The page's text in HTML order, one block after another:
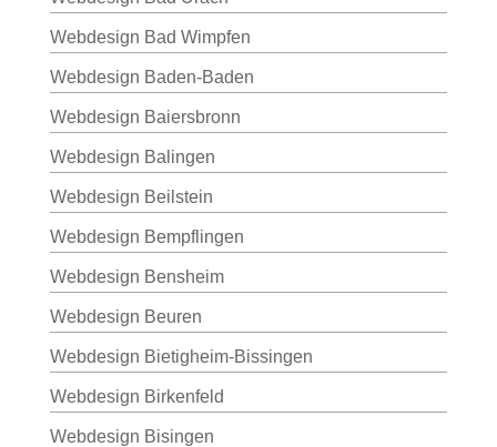
Webdesign Bad Wimpfen
Webdesign Baden-Baden
Webdesign Baiersbronn
Webdesign Balingen
Webdesign Beilstein
Webdesign Bempflingen
Webdesign Bensheim
Webdesign Beuren
Webdesign Bietigheim-Bissingen
Webdesign Birkenfeld
Webdesign Bisingen